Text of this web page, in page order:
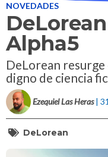
NOVEDADES
Alpha5
DeLorean
digno de ciencia
Ezequiel Las Heras |
DeLorean